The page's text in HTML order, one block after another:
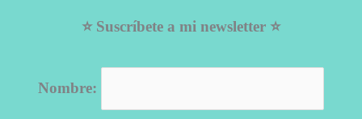
⭐ Suscríbete a mi newsletter ⭐
Nombre: